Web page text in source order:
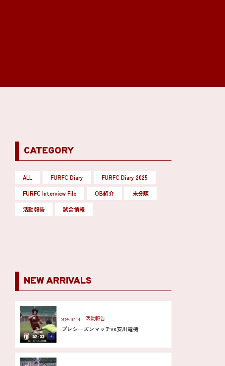
CATEGORY
ALL FURFC Diary
FURFC Diary 2025
FURFC Interview File
OB紹介
未分類
活動報告
試合情報
NEW ARRIVALS
2026.07.14 活動報告
プレシーズンマッチvs安川電機